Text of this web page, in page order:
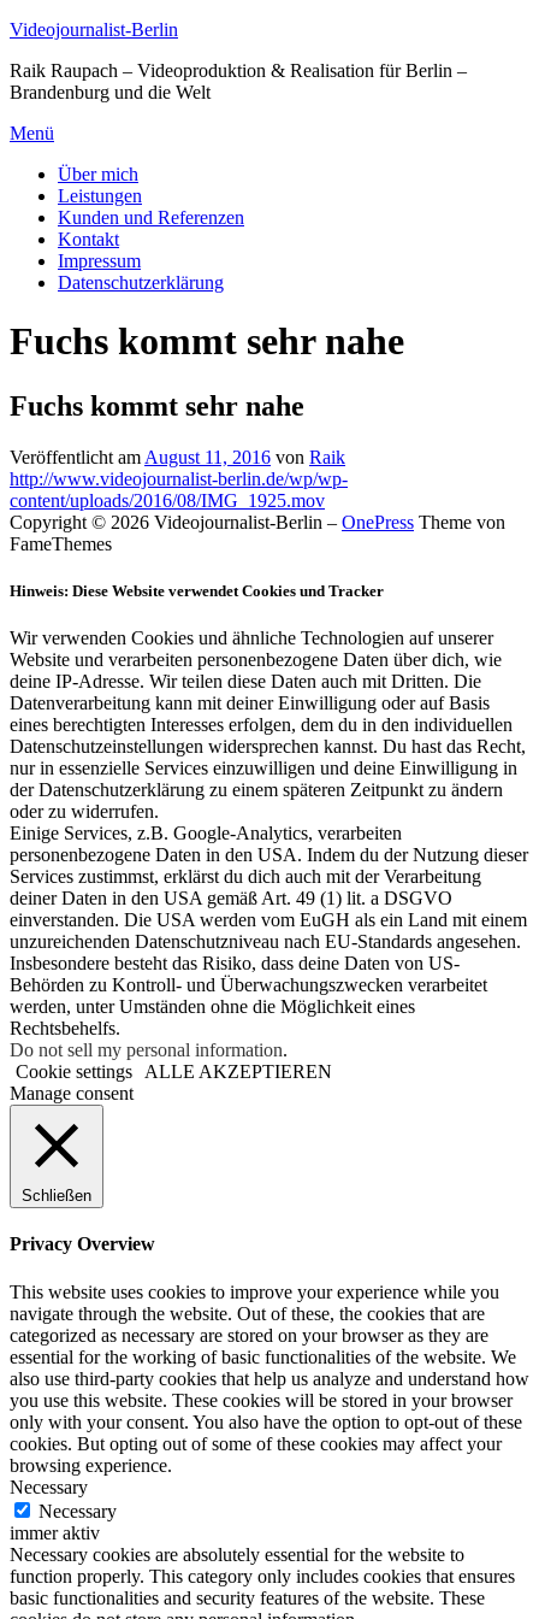
Zum
springen
Videojournalist-Berlin
Raik Raupach – Videoproduktion & Realisation für Berlin –
Brandenburg und die Welt
Menü
Über mich
Leistungen
Kunden und Referenzen
Kontakt
Impressum
Datenschutzerklärung
Fuchs kommt sehr nahe
Fuchs kommt sehr nahe
Veröffentlicht am August 11, 2016 von Raik
http://www.videojournalist-berlin.de/wp/wp-
content/uploads/2016/08/IMG_1925.mov
Copyright © 2026 Videojournalist-Berlin – OnePress Theme von
FameThemes
Hinweis: Diese Website verwendet Cookies und Tracker
Wir verwenden Cookies und ähnliche Technologien auf unserer
Website und verarbeiten personenbezogene Daten über dich, wie
deine IP-Adresse. Wir teilen diese Daten auch mit Dritten. Die
Datenverarbeitung kann mit deiner Einwilligung oder auf Basis
eines berechtigten Interesses erfolgen, dem du in den individuellen
Datenschutzeinstellungen widersprechen kannst. Du hast das Recht,
nur in essenzielle Services einzuwilligen und deine Einwilligung in
der Datenschutzerklärung zu einem späteren Zeitpunkt zu ändern
oder zu widerrufen.
Einige Services, z.B. Google-Analytics, verarbeiten
personenbezogene Daten in den USA. Indem du der Nutzung dieser
Services zustimmst, erklärst du dich auch mit der Verarbeitung
deiner Daten in den USA gemäß Art. 49 (1) lit. a DSGVO
einverstanden. Die USA werden vom EuGH als ein Land mit einem
unzureichenden Datenschutzniveau nach EU-Standards angesehen.
Insbesondere besteht das Risiko, dass deine Daten von US-
Behörden zu Kontroll- und Überwachungszwecken verarbeitet
werden, unter Umständen ohne die Möglichkeit eines
Rechtsbehelfs.
Do not sell my personal information.
Cookie settings
ALLE AKZEPTIEREN
Manage consent
Schließen
Privacy Overview
This website uses cookies to improve your experience while you
navigate through the website. Out of these, the cookies that are
categorized as necessary are stored on your browser as they are
essential for the working of basic functionalities of the website. We
also use third-party cookies that help us analyze and understand how
you use this website. These cookies will be stored in your browser
only with your consent. You also have the option to opt-out of these
cookies. But opting out of some of these cookies may affect your
browsing experience.
Necessary
Necessary
immer aktiv
Necessary cookies are absolutely essential for the website to
function properly. This category only includes cookies that ensures
basic functionalities and security features of the website. These